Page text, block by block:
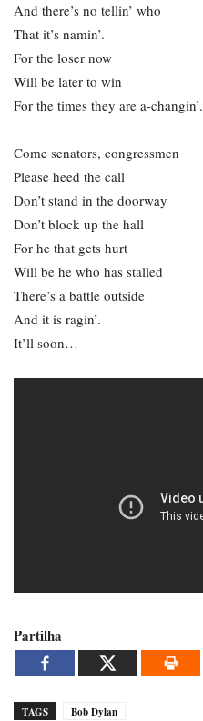
And there’s no tellin’ who
That it’s namin’.
For the loser now
Will be later to win
For the times they are a-changin’.
Come senators, congressmen
Please heed the call
Don’t stand in the doorway
Don’t block up the hall
For he that gets hurt
Will be he who has stalled
There’s a battle outside
And it is ragin’.
It’ll soon…
Partilha
TAGS Bob Dylan